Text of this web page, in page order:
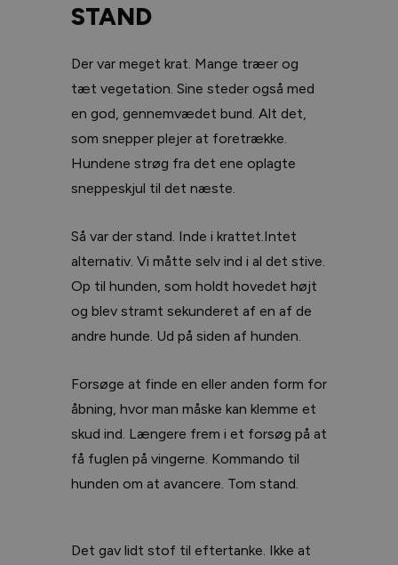
STAND
Der var meget krat. Mange træer og
tæt vegetation. Sine steder også med
en god, gennemvædet bund. Alt det,
som snepper plejer at foretrække.
Hundene strøg fra det ene oplagte
sneppeskjul til det næste.
Så var der stand. Inde i krattet.Intet
alternativ. Vi måtte selv ind i al det stive.
Op til hunden, som holdt hovedet højt
og blev stramt sekunderet af en af de
andre hunde. Ud på siden af hunden.
Forsøge at finde en eller anden form for
åbning, hvor man måske kan klemme et
skud ind. Længere frem i et forsøg på at
få fuglen på vingerne. Kommando til
hunden om at avancere. Tom stand.
Det gav lidt stof til eftertanke. Ikke at